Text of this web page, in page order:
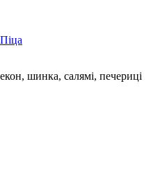
шинка, салямі, печериці